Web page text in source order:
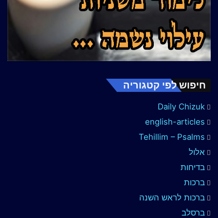
חיפוש לפי קטגוריה
Daily Chizuk
english-articles
Tehillim – Psalms
אלול
בדיחות
ברכות
ברכות לראש השנה
ברסלב